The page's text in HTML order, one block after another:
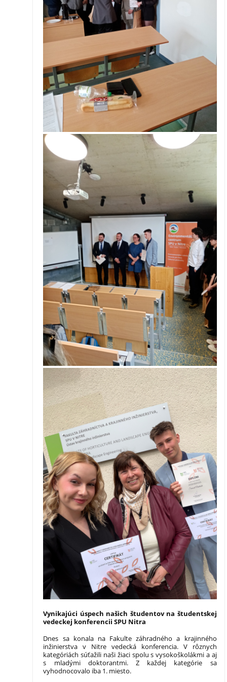
Vynikajúci úspech našich študentov na študentskej
vedeckej konferencii SPU Nitra
Dnes sa konala na Fakulte záhradného a krajinného
inžinierstva v Nitre vedecká konferencia. V rôznych
kategóriách súťažili naši žiaci spolu s vysokoškolákmi a aj
s mladými doktorantmi. Z každej kategórie sa
vyhodnocovalo iba 1. miesto.